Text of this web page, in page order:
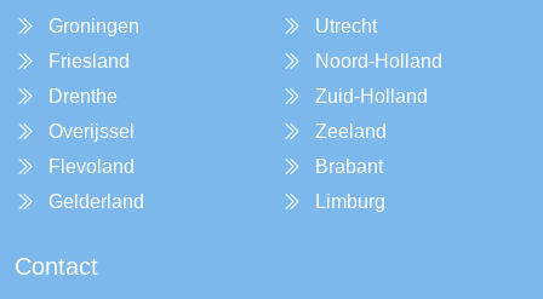
Groningen
Friesland
Drenthe
Overijssel
Flevoland
Gelderland
Utrecht
Noord-Holland
Zuid-Holland
Zeeland
Brabant
Limburg
Contact